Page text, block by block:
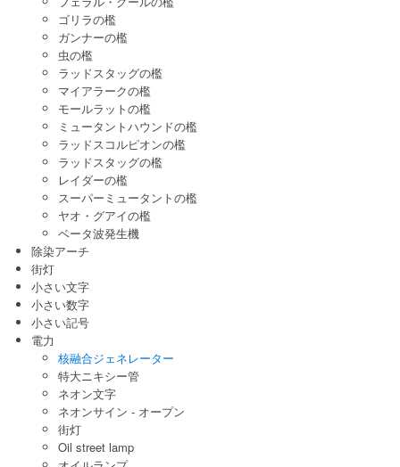
ゴリラの檻
ガンナーの檻
虫の檻
ラッドスタッグの檻
マイアラークの檻
モールラットの檻
ミュータントハウンドの檻
ラッドスコルピオンの檻
ラッドスタッグの檻
レイダーの檻
スーパーミュータントの檻
ヤオ・グアイの檻
ベータ波発生機
除染アーチ
街灯
小さい文字
小さい数字
小さい記号
電力
核融合ジェネレーター
特大ニキシー管
ネオン文字
ネオンサイン - オープン
街灯
Oil street lamp